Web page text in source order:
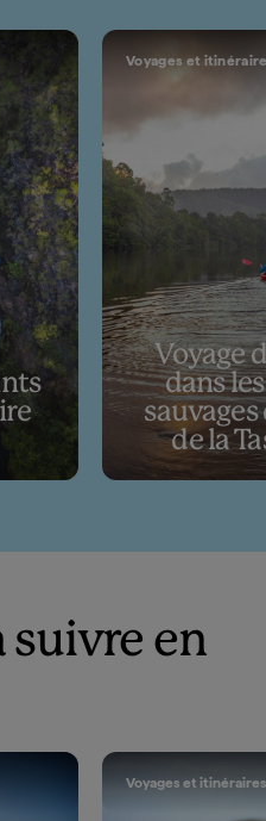
Voyage
dans
de la
Voyages et
suivre en
Voyages et itinéraires